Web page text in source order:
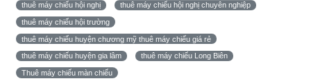
thuê máy chiếu hội nghị thuê máy chiếu hội nghị chuyên nghiệp
thuê máy chiếu hội trường
thuê máy chiếu huyện chương mỹ thuê máy chiếu giá rẻ
thuê máy chiếu huyện gia lâm thuê máy chiếu Long Biên
Thuê máy chiếu màn chiếu